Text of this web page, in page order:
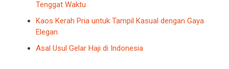
Tenggat Waktu
Kaos Kerah Pria untuk Tampil Kasual dengan Gaya
Elegan
Asal Usul Gelar Haji di Indonesia